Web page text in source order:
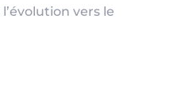
vers le